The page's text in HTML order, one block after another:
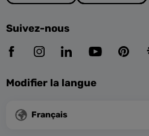
Suivez-nous
Modifier la langue
Français